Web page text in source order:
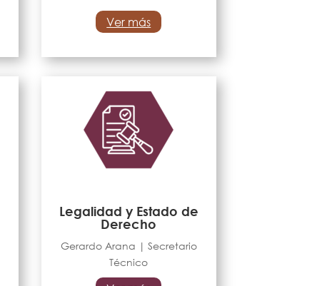
Ver más
Legalidad y Estado de
Derecho
Gerardo Arana | Secretario
Técnico